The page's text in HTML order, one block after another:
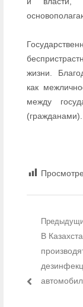
жизни.
как
между
(гражданами).
В